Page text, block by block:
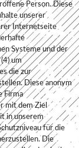
Person. Diese
unserer
Internetseite
Systeme und der
um
die zur
Diese anonym
Firma
mit dem Ziel
in unserem
für die
Die